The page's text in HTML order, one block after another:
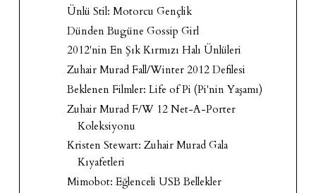
Ünlü Stil: Motorcu Gençlik
Dünden Bugüne Gossip Girl
2012'nin En Şık Kırmızı Halı Ünlüleri
Zuhair Murad Fall/Winter 2012 Defilesi
Beklenen Filmler: Life of Pi (Pi'nin Yaşamı)
Zuhair Murad F/W 12 Net-A-Porter
Koleksiyonu
Kristen Stewart: Zuhair Murad Gala
Kıyafetleri
Mimobot: Eğlenceli USB Bellekler